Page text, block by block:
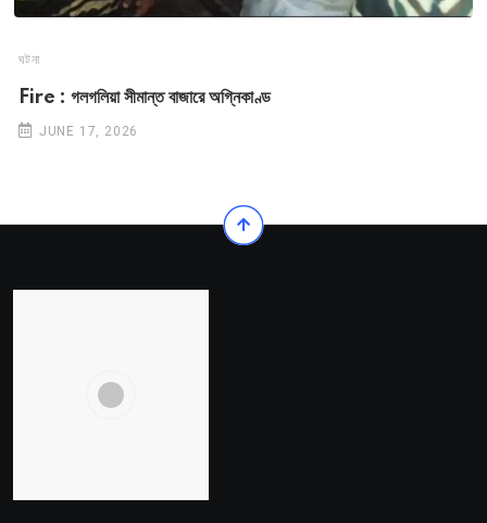
ঘটনা
Fire : গলগলিয়া সীমান্ত বাজারে অগ্নিকাণ্ড
JUNE 17, 2026